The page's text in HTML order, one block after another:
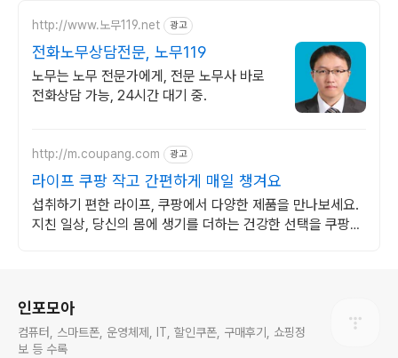
http://www.노무119.net 광고
전화노무상담전문, 노무119
노무는 노무 전문가에게, 전문 노무사 바로
전화상담 가능, 24시간 대기 중.
http://m.coupang.com 광고
라이프 쿠팡 작고 간편하게 매일 챙겨요
섭취하기 편한 라이프, 쿠팡에서 다양한 제품을 만나보세요.
지친 일상, 당신의 몸에 생기를 더하는 건강한 선택을 쿠팡에
인포모아
컴퓨터, 스마트폰, 운영체제, IT, 할인쿠폰, 구매후기, 쇼핑정
보 등 수록